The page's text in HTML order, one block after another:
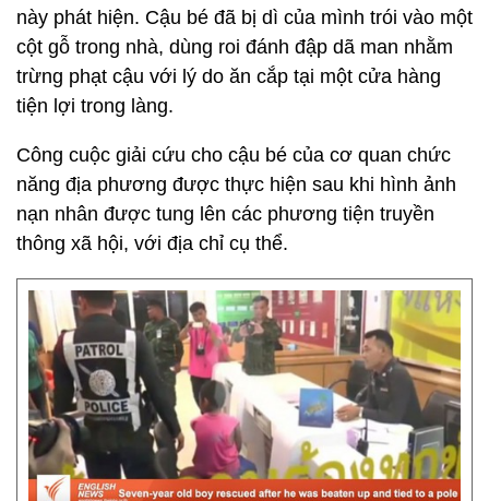
này phát hiện. Cậu bé đã bị dì của mình trói vào một
cột gỗ trong nhà, dùng roi đánh đập dã man nhằm
trừng phạt cậu với lý do ăn cắp tại một cửa hàng
tiện lợi trong làng.
Công cuộc giải cứu cho cậu bé của cơ quan chức
năng địa phương được thực hiện sau khi hình ảnh
nạn nhân được tung lên các phương tiện truyền
thông xã hội, với địa chỉ cụ thể.